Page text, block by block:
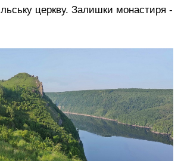
церкву. Залишки монастиря -